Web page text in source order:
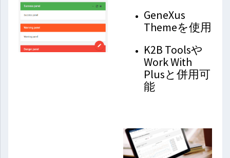
GeneXus
Themeを使用
K2B Toolsや
Work With
Plusと併用可
能